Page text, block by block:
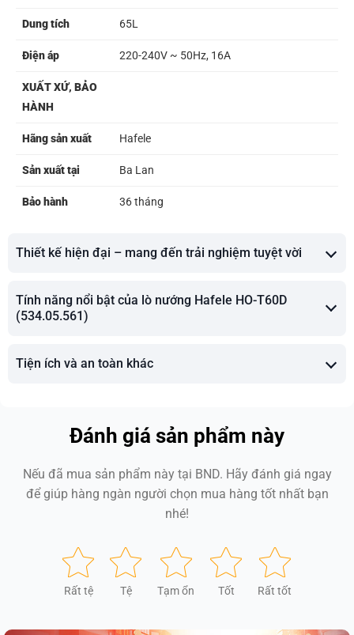
Dung tích 65L
Điện áp 220-240V ~ 50Hz, 16A
XUẤT XỨ, BẢO
HÀNH
Hãng sản xuất Hafele
Sản xuất tại Ba Lan
Bảo hành 36 tháng
Thiết kế hiện đại – mang đến trải nghiệm tuyệt vời
Tính năng nổi bật của lò nướng Hafele HO-T60D
(534.05.561)
Tiện ích và an toàn khác
Đánh giá sản phẩm này
Nếu đã mua sản phẩm này tại BND. Hãy đánh giá ngay
để giúp hàng ngàn người chọn mua hàng tốt nhất bạn
nhé!
Rất tệ Tệ Tạm ổn Tốt Rất tốt